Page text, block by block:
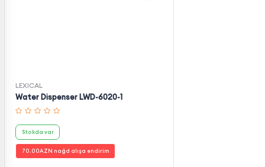
LEXICAL
Water Dispenser LWD-6020-1
Stokda var
70.00AZN nağd alışa endirim